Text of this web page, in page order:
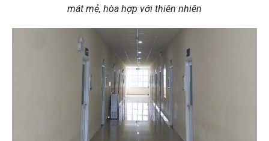
mát mẻ, hòa hợp với thiên nhiên